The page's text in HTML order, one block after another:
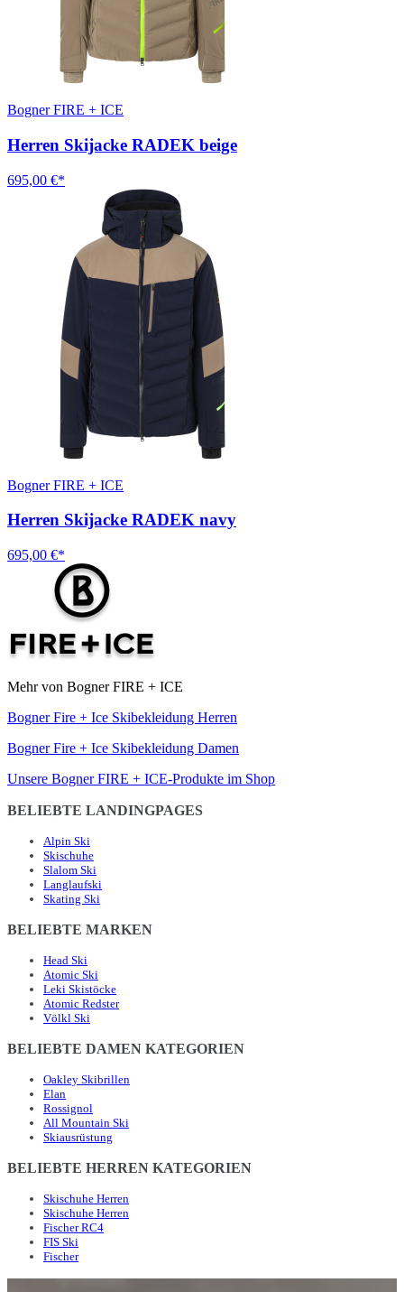
Bogner FIRE + ICE
Herren Skijacke RADEK beige
695,00 €*
Bogner FIRE + ICE
Herren Skijacke RADEK navy
695,00 €*
Mehr von Bogner FIRE + ICE
Bogner Fire + Ice Skibekleidung Herren
Bogner Fire + Ice Skibekleidung Damen
Unsere Bogner FIRE + ICE-Produkte im Shop
BELIEBTE LANDINGPAGES
Alpin Ski
Skischuhe
Slalom Ski
Langlaufski
Skating Ski
BELIEBTE MARKEN
Head Ski
Atomic Ski
Leki Skistöcke
Atomic Redster
Völkl Ski
BELIEBTE DAMEN KATEGORIEN
Oakley Skibrillen
Elan
Rossignol
All Mountain Ski
Skiausrüstung
BELIEBTE HERREN KATEGORIEN
Skischuhe Herren
Skischuhe Herren
Fischer RC4
FIS Ski
Fischer